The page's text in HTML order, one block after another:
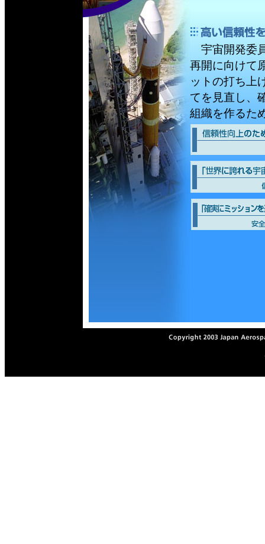
宇宙開発委
再開に向けて
ットの打ち上
てを見直し、
組織を作るた